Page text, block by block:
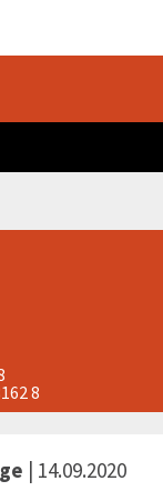
8
| 14.09.2020